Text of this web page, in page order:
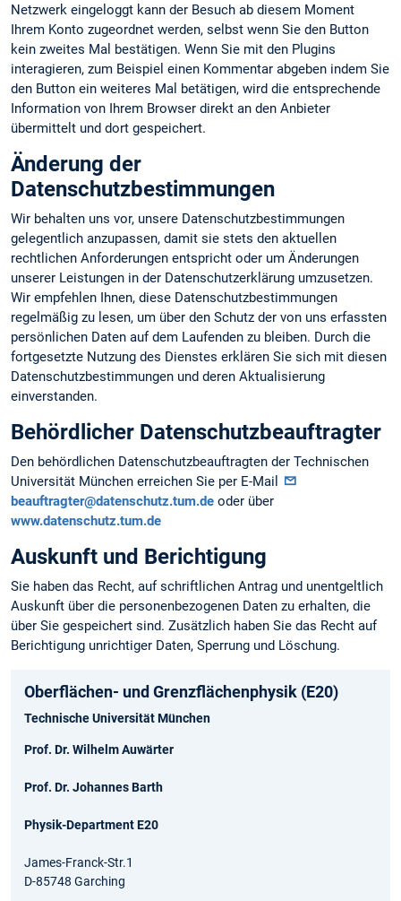
Netzwerk eingeloggt kann der Besuch ab diesem Moment
Ihrem Konto zugeordnet werden, selbst wenn Sie den Button
kein zweites Mal bestätigen. Wenn Sie mit den Plugins
interagieren, zum Beispiel einen Kommentar abgeben indem Sie
den Button ein weiteres Mal betätigen, wird die entsprechende
Information von Ihrem Browser direkt an den Anbieter
übermittelt und dort gespeichert.
Änderung der
Datenschutzbestimmungen
Wir behalten uns vor, unsere Datenschutzbestimmungen
gelegentlich anzupassen, damit sie stets den aktuellen
rechtlichen Anforderungen entspricht oder um Änderungen
unserer Leistungen in der Datenschutzerklärung umzusetzen.
Wir empfehlen Ihnen, diese Datenschutzbestimmungen
regelmäßig zu lesen, um über den Schutz der von uns erfassten
persönlichen Daten auf dem Laufenden zu bleiben. Durch die
fortgesetzte Nutzung des Dienstes erklären Sie sich mit diesen
Datenschutzbestimmungen und deren Aktualisierung
einverstanden.
Behördlicher Datenschutzbeauftragter
Den behördlichen Datenschutzbeauftragten der Technischen
Universität München erreichen Sie per E-Mail
beauftragter@datenschutz.tum.de oder über
www.datenschutz.tum.de
Auskunft und Berichtigung
Sie haben das Recht, auf schriftlichen Antrag und unentgeltlich
Auskunft über die personen­bezogenen Daten zu erhalten, die
über Sie gespeichert sind. Zusätzlich haben Sie das Recht auf
Berichtigung unrichtiger Daten, Sperrung und Löschung.
Oberflächen- und Grenzflächenphysik (E20)
Technische Universität München
Prof. Dr. Wilhelm Auwärter
Prof. Dr. Johannes Barth
Physik-Department E20
James-Franck-Str.1
D-85748 Garching